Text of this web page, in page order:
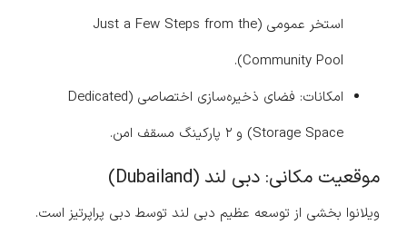
استخر عمومی (Just a Few Steps from the
Community Pool).
امکانات: فضای ذخیره‌سازی اختصاصی (Dedicated
Storage Space) و ۲ پارکینگ مسقف امن.
موقعیت مکانی: دبی لند (Dubailand)
ویلانوا بخشی از توسعه عظیم دبی لند توسط دبی پراپرتیز است.